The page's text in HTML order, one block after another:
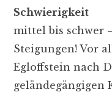
Schwierigkeit
mittel bis schwer
Steigungen! Vor
Egloffstein nach
geländegängigen